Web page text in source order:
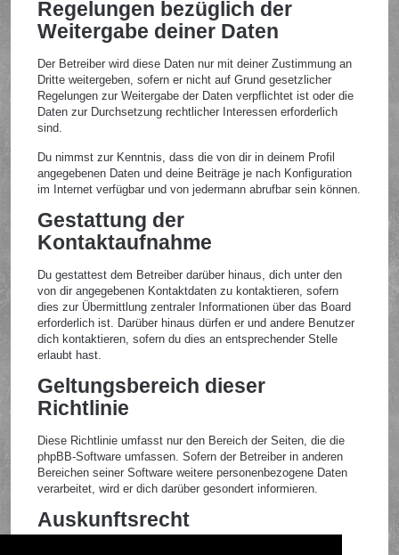
Regelungen bezüglich der
Weitergabe deiner Daten
Der Betreiber wird diese Daten nur mit deiner Zustimmung an
Dritte weitergeben, sofern er nicht auf Grund gesetzlicher
Regelungen zur Weitergabe der Daten verpflichtet ist oder die
Daten zur Durchsetzung rechtlicher Interessen erforderlich
sind.
Du nimmst zur Kenntnis, dass die von dir in deinem Profil
angegebenen Daten und deine Beiträge je nach Konfiguration
im Internet verfügbar und von jedermann abrufbar sein können.
Gestattung der
Kontaktaufnahme
Du gestattest dem Betreiber darüber hinaus, dich unter den
von dir angegebenen Kontaktdaten zu kontaktieren, sofern
dies zur Übermittlung zentraler Informationen über das Board
erforderlich ist. Darüber hinaus dürfen er und andere Benutzer
dich kontaktieren, sofern du dies an entsprechender Stelle
erlaubt hast.
Geltungsbereich dieser
Richtlinie
Diese Richtlinie umfasst nur den Bereich der Seiten, die die
phpBB-Software umfassen. Sofern der Betreiber in anderen
Bereichen seiner Software weitere personenbezogene Daten
verarbeitet, wird er dich darüber gesondert informieren.
Auskunftsrecht